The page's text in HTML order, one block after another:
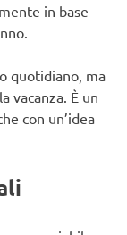
in base
quotidiano, ma
vacanza. È un
con un’idea